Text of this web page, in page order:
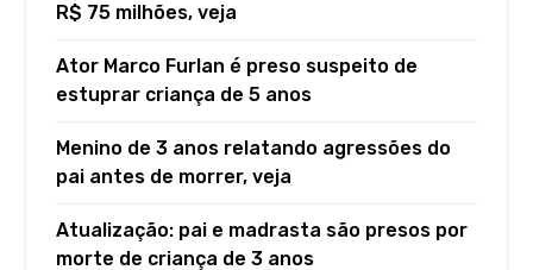
R$ 75 milhões, veja
Ator Marco Furlan é preso suspeito de
estuprar criança de 5 anos
Menino de 3 anos relatando agressões do
pai antes de morrer, veja
Atualização: pai e madrasta são presos por
morte de criança de 3 anos